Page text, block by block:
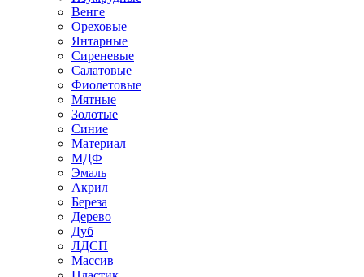
Венге
Ореховые
Янтарные
Сиреневые
Салатовые
Фиолетовые
Мятные
Золотые
Синие
Материал
МДФ
Эмаль
Акрил
Береза
Дерево
Дуб
ЛДСП
Массив